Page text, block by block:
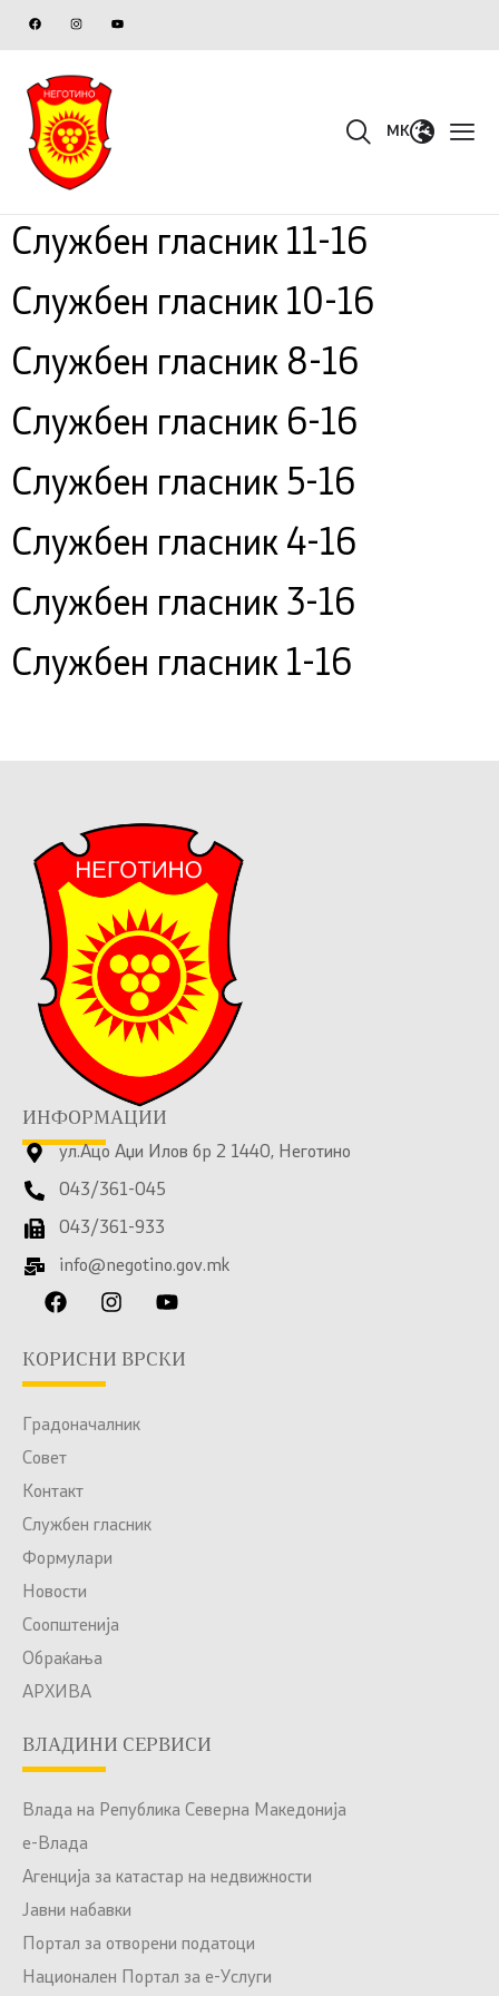
MK
Службен гласник 11-16
Службен гласник 10-16
Службен гласник 8-16
Службен гласник 6-16
Службен гласник 5-16
Службен гласник 4-16
Службен гласник 3-16
Службен гласник 1-16
ИНФОРМАЦИИ
ул.Ацо Аџи Илов бр 2 1440, Неготино
043/361-045
043/361-933
info@negotino.gov.mk
КОРИСНИ ВРСКИ
Градоначалник
Совет
Контакт
Службен гласник
Формулари
Новости
Соопштенија
Обраќања
АРХИВА
ВЛАДИНИ СЕРВИСИ
Влада на Република Северна Македонија
е-Влада
Агенција за катастар на недвижности
Јавни набавки
Портал за отворени податоци
Национален Портал за е-Услуги